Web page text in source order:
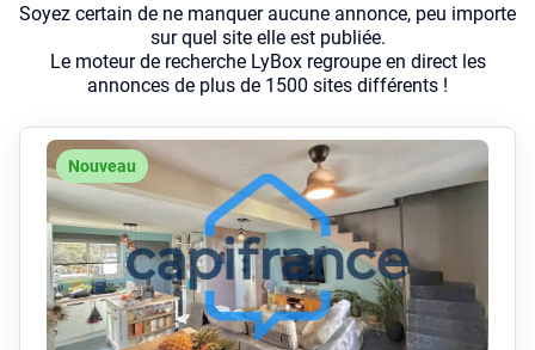
Soyez certain de ne manquer aucune annonce, peu importe
sur quel site elle est publiée.
Le moteur de recherche LyBox regroupe en direct les
annonces de plus de 1500 sites différents !
Nouveau